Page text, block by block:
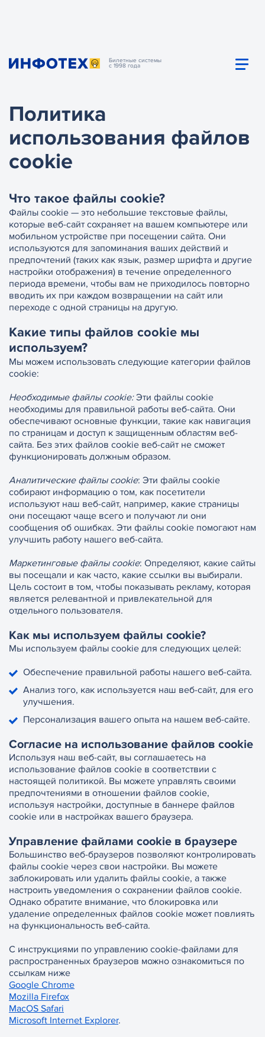
Билетные системы
с 1998 года
Политика
использования файлов
cookie
Что такое файлы cookie?
Файлы cookie — это небольшие текстовые файлы,
которые веб-сайт сохраняет на вашем компьютере или
мобильном устройстве при посещении сайта. Они
используются для запоминания ваших действий и
предпочтений (таких как язык, размер шрифта и другие
настройки отображения) в течение определенного
периода времени, чтобы вам не приходилось повторно
вводить их при каждом возвращении на сайт или
переходе с одной страницы на другую.
Какие типы файлов cookie мы
используем?
Мы можем использовать следующие категории файлов
cookie:
Необходимые файлы cookie:Эти файлы cookie
необходимы для правильной работы веб-сайта. Они
обеспечивают основные функции, такие как навигация
по страницам и доступ к защищенным областям веб-
сайта. Без этих файлов cookie веб-сайт не сможет
функционировать должным образом.
Аналитические файлы cookie: Эти файлы cookie
собирают информацию о том, как посетители
используют наш веб-сайт, например, какие страницы
они посещают чаще всего и получают ли они
сообщения об ошибках. Эти файлы cookie помогают нам
улучшить работу нашего веб-сайта.
Маркетинговые файлы cookie: Определяют, какие сайты
вы посещали и как часто, какие ссылки вы выбирали.
Цель состоит в том, чтобы показывать рекламу, которая
является релевантной и привлекательной для
отдельного пользователя.
Как мы используем файлы cookie?
Мы используем файлы cookie для следующих целей:
Обеспечение правильной работы нашего веб-сайта.
Анализ того, как используется наш веб-сайт, для его
улучшения.
Персонализация вашего опыта на нашем веб-сайте.
Согласие на использование файлов cookie
Используя наш веб-сайт, вы соглашаетесь на
использование файлов cookie в соответствии с
настоящей политикой. Вы можете управлять своими
предпочтениями в отношении файлов cookie,
используя настройки, доступные в баннере файлов
cookie или в настройках вашего браузера.
Управление файлами cookie в браузере
Большинство веб-браузеров позволяют контролировать
файлы cookie через свои настройки. Вы можете
заблокировать или удалить файлы cookie, а также
настроить уведомления о сохранении файлов cookie.
Однако обратите внимание, что блокировка или
удаление определенных файлов cookie может повлиять
на функциональность веб-сайта.
С инструкциями по управлению cookie-файлами для
распространенных браузеров можно ознакомиться по
ссылкам ниже
Google Chrome
Mozilla Firefox
MacOS Safari
Microsoft Internet Explorer.